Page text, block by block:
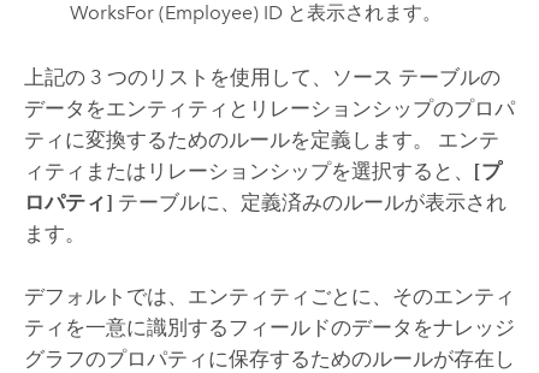
WorksFor (Employee) ID と表示されます。
上記の 3 つのリストを使用して、ソース テーブルの
データをエンティティとリレーションシップのプロパ
ティに変換するためのルールを定義します。 エンテ
ィティまたはリレーションシップを選択すると、 [プ
ロパティ] テーブルに、定義済みのルールが表示され
ます。
デフォルトでは、エンティティごとに、そのエンティ
ティを一意に識別するフィールドのデータをナレッジ
グラフのプロパティに保存するためのルールが存在し